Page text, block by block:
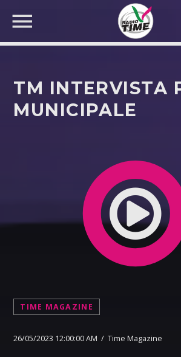
TM INTERVISTA
MUNICIPALE
TIME MAGAZINE
26/05/2023 12:00:00 AM / Time Magazine